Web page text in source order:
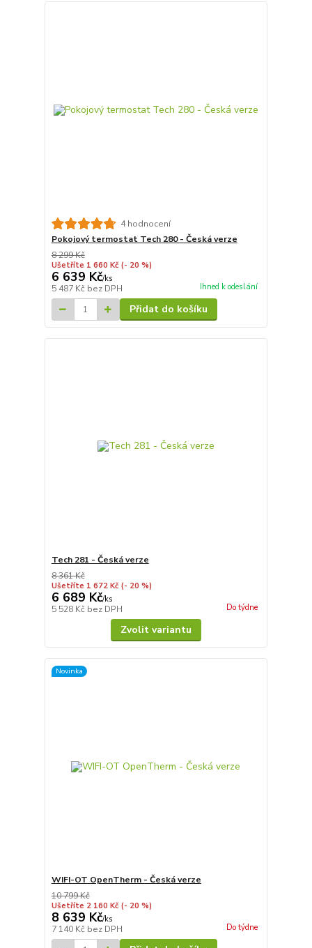
4 hodnocení
Pokojový termostat Tech 280 - Česká verze
8 299 Kč
Ušetříte 1 660 Kč (- 20 %)
6 639 Kč/ks
5 487 Kč bez DPH Ihned k odeslání
Přidat do košíku
Tech 281 - Česká verze
8 361 Kč
Ušetříte 1 672 Kč (- 20 %)
6 689 Kč/ks
5 528 Kč bez DPH Do týdne
Zvolit variantu
Novinka
WIFI-OT OpenTherm - Česká verze
10 799 Kč
Ušetříte 2 160 Kč (- 20 %)
8 639 Kč/ks
7 140 Kč bez DPH Do týdne